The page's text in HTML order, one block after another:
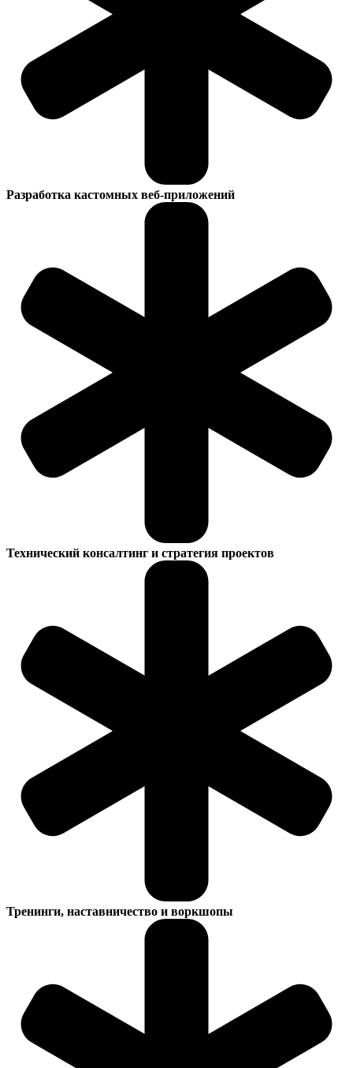
Разработка кастомных веб-приложений
Технический консалтинг и стратегия проектов
Тренинги, наставничество и воркшопы